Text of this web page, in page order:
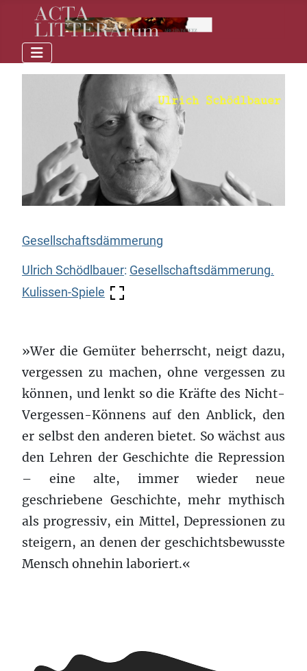
Gesellschaftsdämmerung
Ulrich Schödlbauer: Gesellschaftsdämmerung.
Kulissen-Spiele
»Wer die Gemüter beherrscht, neigt dazu,
vergessen zu machen, ohne vergessen zu
können, und lenkt so die Kräfte des Nicht-
Vergessen-Könnens auf den Anblick, den
er selbst den anderen bietet. So wächst aus
den Lehren der Geschichte die Repression
– eine alte, immer wieder neue
geschriebene Geschichte, mehr mythisch
als progressiv, ein Mittel, Depressionen zu
steigern, an denen der geschichtsbewusste
Mensch ohnehin laboriert.«